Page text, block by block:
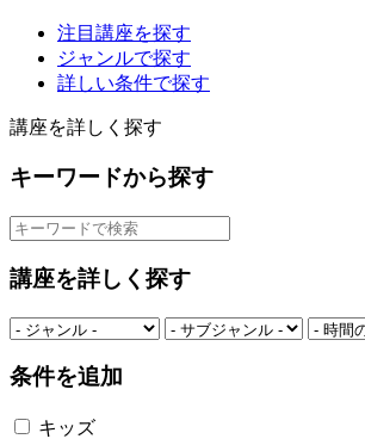
注目講座を探す
ジャンルで探す
詳しい条件で探す
講座を詳しく探す
キーワードから探す
講座を詳しく探す
条件を追加
キッズ